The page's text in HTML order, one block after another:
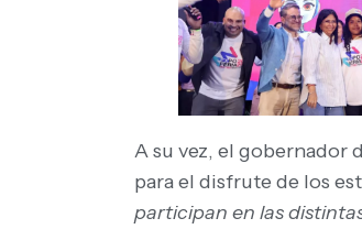
A su vez, el gobernador
para el disfrute de los
participan en las